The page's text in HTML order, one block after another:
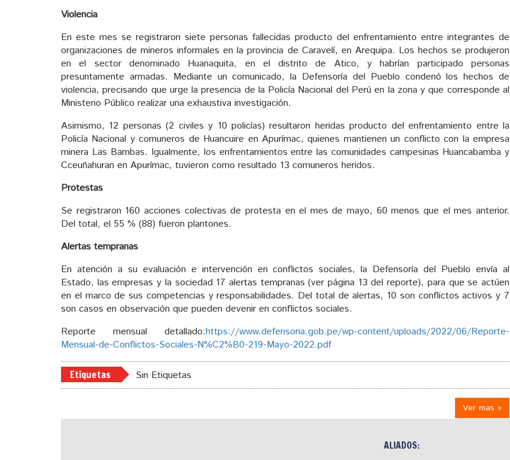
Violencia
En este mes se registraron siete personas fallecidas producto del enfrentamiento entre integrantes de
organizaciones de mineros informales en la provincia de Caravelí, en Arequipa. Los hechos se produjeron
en el sector denominado Huanaquita, en el distrito de Atico, y habrían participado personas
presuntamente armadas. Mediante un comunicado, la Defensoría del Pueblo condenó los hechos de
violencia, precisando que urge la presencia de la Policía Nacional del Perú en la zona y que corresponde al
Ministerio Público realizar una exhaustiva investigación.
Asimismo, 12 personas (2 civiles y 10 policías) resultaron heridas producto del enfrentamiento entre la
Policía Nacional y comuneros de Huancuire en Apurímac, quienes mantienen un conflicto con la empresa
minera Las Bambas. Igualmente, los enfrentamientos entre las comunidades campesinas Huancabamba y
Cceuñahuran en Apurímac, tuvieron como resultado 13 comuneros heridos.
Protestas
Se registraron 160 acciones colectivas de protesta en el mes de mayo, 60 menos que el mes anterior.
Del total, el 55 % (88) fueron plantones.
Alertas tempranas
En atención a su evaluación e intervención en conflictos sociales, la Defensoría del Pueblo envía al
Estado, las empresas y la sociedad 17 alertas tempranas (ver página 13 del reporte), para que se actúen
en el marco de sus competencias y responsabilidades. Del total de alertas, 10 son conflictos activos y 7
son casos en observación que pueden devenir en conflictos sociales.
Reporte mensual detallado:https://www.defensoria.gob.pe/wp-content/uploads/2022/06/Reporte-
Mensual-de-Conflictos-Sociales-N%C2%B0-219-Mayo-2022.pdf
Etiquetas Sin Etiquetas
Ver mas »
ALIADOS: